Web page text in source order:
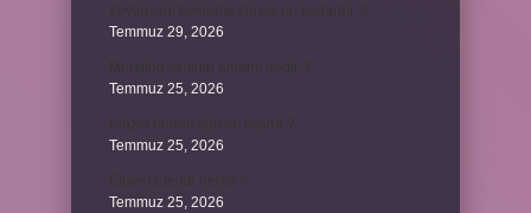
Temmuz 29, 2026
Temmuz 25, 2026
Temmuz 25, 2026
Temmuz 25, 2026